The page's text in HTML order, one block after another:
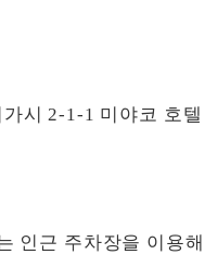
시 2-1-1 미야코 호텔
인근 주차장을 이용